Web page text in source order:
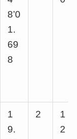
8’0
1.
69
8
1
9.
2
1
2